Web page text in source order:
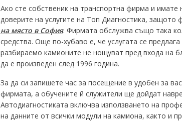
Ако сте собственик на транспортна фирма и
доверите на услугите на Топ Диагностика, защото
на място в София. Фирмата обслужва също така
средства. Още по-хубаво е, че услугата се
разбираемо камионите не нощуват пред входа на
да е произведен след 1996 година.
За да си запишете час за посещение в удобен за
фирмата, а обучените й служители ще дойдат
Автодиагностиката включва използването на
на данните от всички модули на камиона, както и